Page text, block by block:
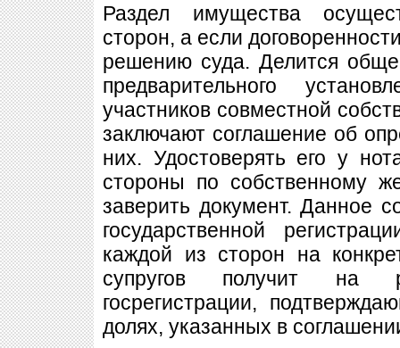
Раздел имущества
сторон, а если
решению суда. Делится
предварительного
участников совместной
заключают соглашение об
них. Удостоверять его у
стороны по собственному
заверить документ. Данное
государственной
каждой из сторон на
супругов получит на
госрегистрации,
долях, указанных в